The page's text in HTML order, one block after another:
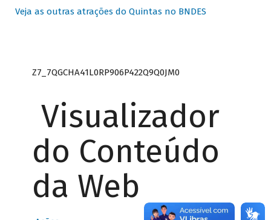
Veja as outras atrações do Quintas no BNDES
Z7_7QGCHA41L0RP906P422Q9Q0JM0
Visualizador
do Conteúdo
da Web